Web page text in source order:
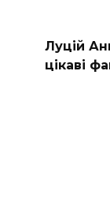
Луцій
цікаві